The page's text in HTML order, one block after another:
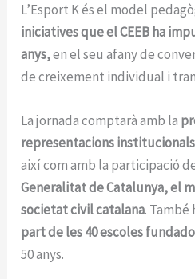
L’Esport K és el model
iniciatives que el CEEB ha
anys,en el seu afany de
de creixement individual i
La jornada comptarà amb la
representacions
així com amb la participació
Generalitat de Catalunya, el
societat civil catalana. També
part de les 40 escoles
50 anys.